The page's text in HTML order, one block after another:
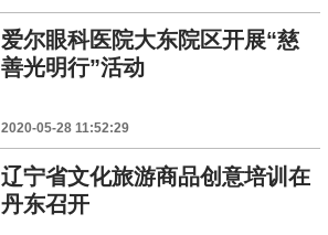
爱尔眼科医院大东院区开展“慈
善光明行”活动
2020-05-28 11:52:29
辽宁省文化旅游商品创意培训在
丹东召开